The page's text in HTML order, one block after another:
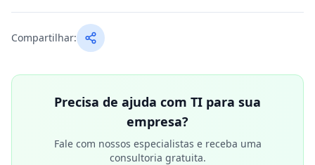
Compartilhar:
Precisa de ajuda com TI para sua
empresa?
Fale com nossos especialistas e receba uma
consultoria gratuita.